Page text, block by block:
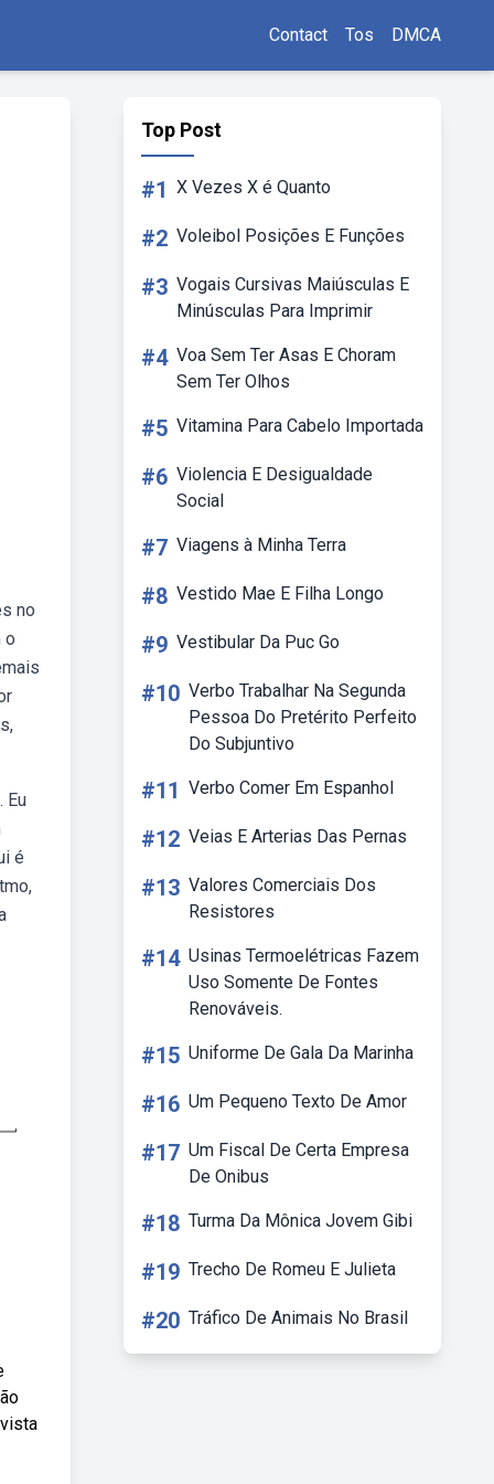
Contact Tos DMCA
no
o
Eu
é
Top Post
#1 X Vezes X é Quanto
#2 Voleibol Posições E Funções
#3 Vogais Cursivas Maiúsculas E
Minúsculas Para Imprimir
#4 Voa Sem Ter Asas E Choram
Sem Ter Olhos
#5 Vitamina Para Cabelo Importada
#6 Violencia E Desigualdade
Social
#7 Viagens à Minha Terra
#8 Vestido Mae E Filha Longo
#9 Vestibular Da Puc Go
#10 Verbo Trabalhar Na Segunda
Pessoa Do Pretérito Perfeito
Do Subjuntivo
#11 Verbo Comer Em Espanhol
#12 Veias E Arterias Das Pernas
#13 Valores Comerciais Dos
Resistores
#14 Usinas Termoelétricas Fazem
Uso Somente De Fontes
Renováveis.
#15 Uniforme De Gala Da Marinha
#16 Um Pequeno Texto De Amor
#17 Um Fiscal De Certa Empresa
De Onibus
#18 Turma Da Mônica Jovem Gibi
#19 Trecho De Romeu E Julieta
#20 Tráfico De Animais No Brasil